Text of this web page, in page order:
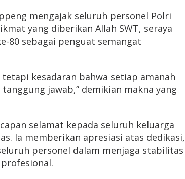
mengajak seluruh personel Polri
yang diberikan Allah SWT, seraya
80 sebagai penguat semangat
kesadaran bahwa setiap amanah
jawab,” demikian makna yang
selamat kepada seluruh keluarga
Ia memberikan apresiasi atas dedikasi,
personel dalam menjaga stabilitas